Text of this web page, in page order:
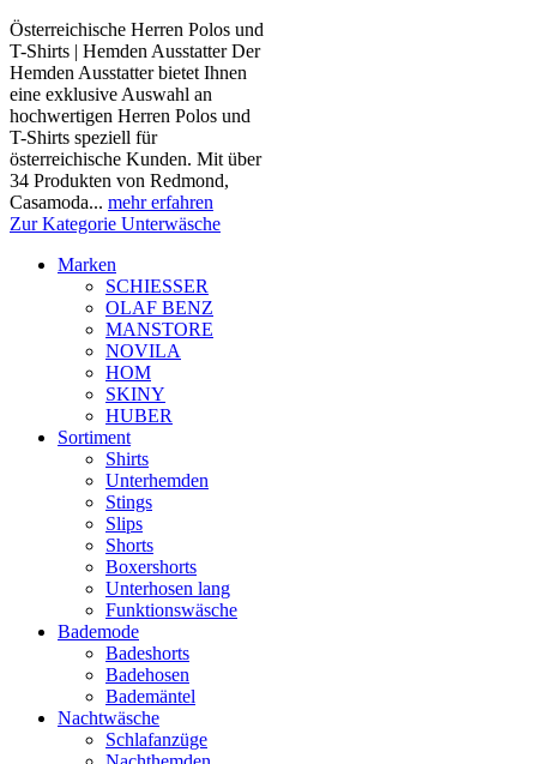
Österreichische Herren Polos und
T-Shirts | Hemden Ausstatter Der
Hemden Ausstatter bietet Ihnen
eine exklusive Auswahl an
hochwertigen Herren Polos und
T-Shirts speziell für
österreichische Kunden. Mit über
34 Produkten von Redmond,
Casamoda... mehr erfahren
Zur Kategorie Unterwäsche
Marken
SCHIESSER
OLAF BENZ
MANSTORE
NOVILA
HOM
SKINY
HUBER
Sortiment
Shirts
Unterhemden
Stings
Slips
Shorts
Boxershorts
Unterhosen lang
Funktionswäsche
Bademode
Badeshorts
Badehosen
Bademäntel
Nachtwäsche
Schlafanzüge